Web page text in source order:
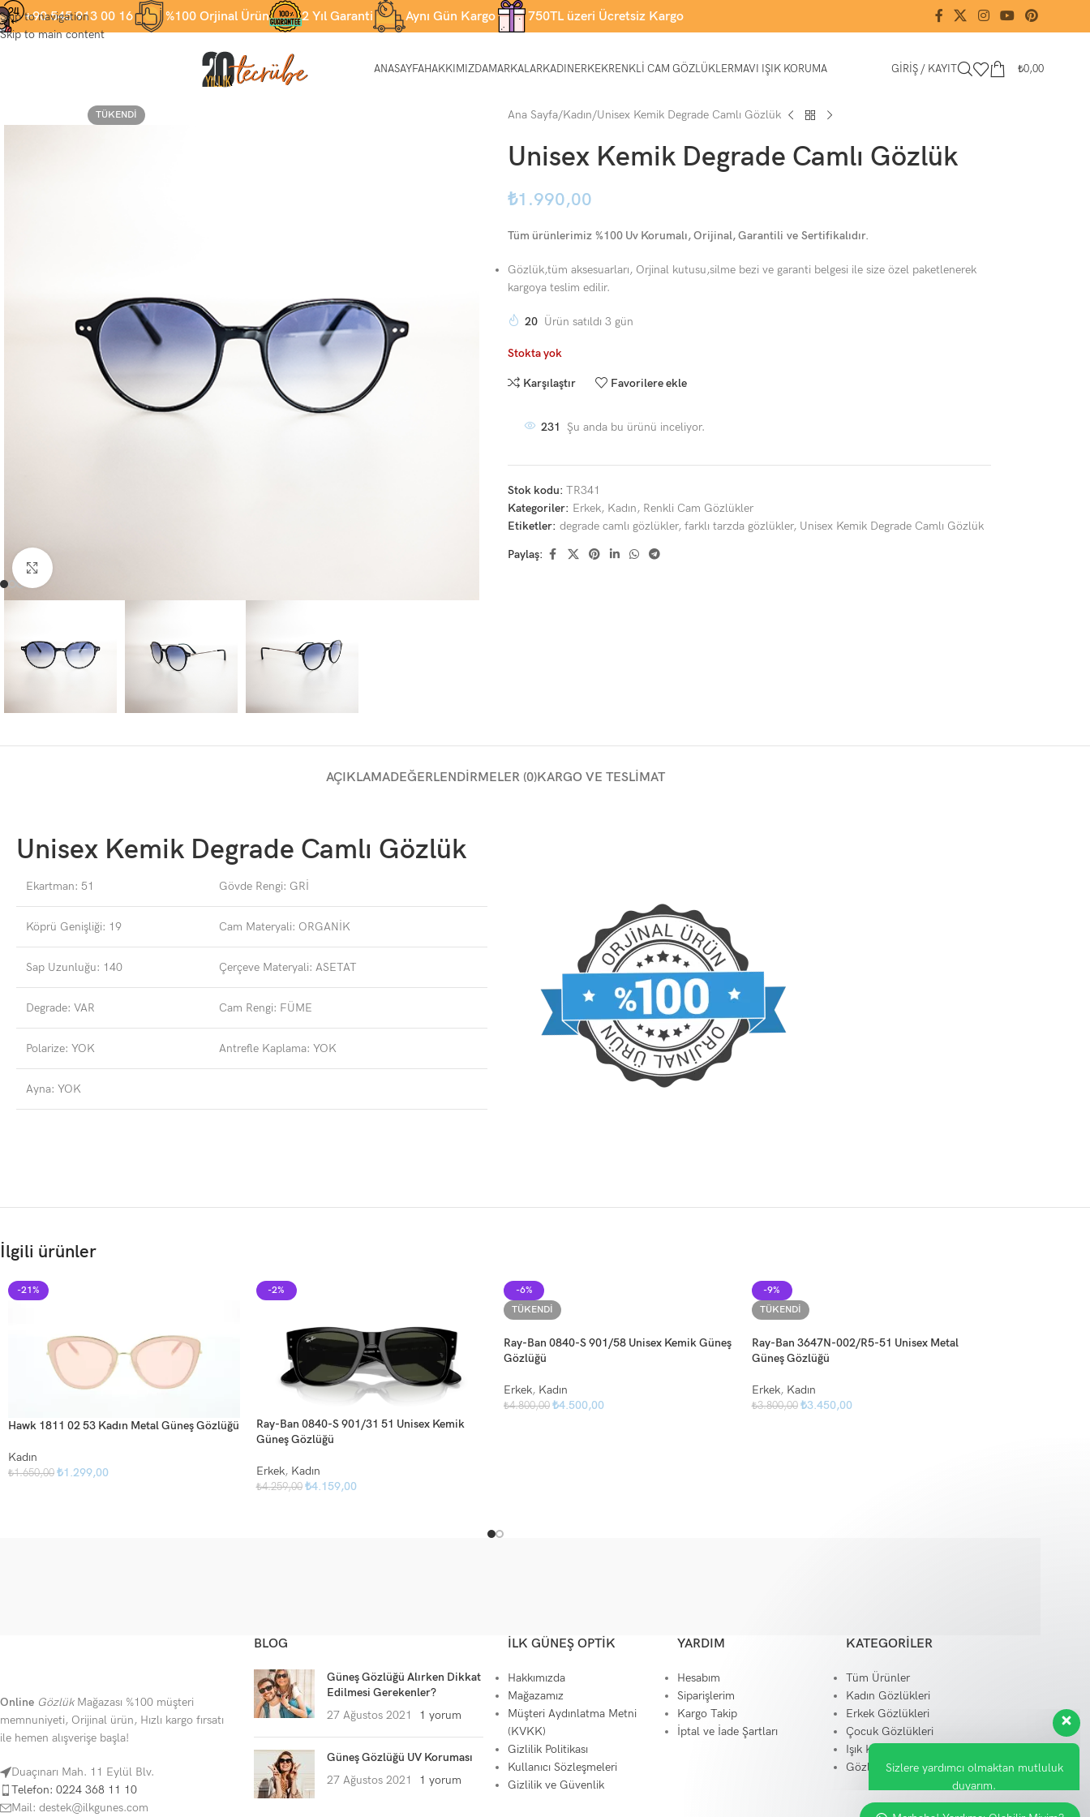
Skip to navigation
Skip to main content
+90 545 913 00 16 %100 Orjinal Ürün 2 Yıl Garanti Aynı Gün Kargo 750TL üzeri Ücretsiz Kargo
ANASAYFAHAKKIMIZDAMARKALARKADINERKEKRENKLI CAM GÖZLÜKLERMAVI IŞIK KORUMA GIRIŞ / KAYIT ₺0,00
TÜKENDI Ana Sayfa Kadın Unisex Kemik Degrade Camlı Gözlük
Unisex Kemik Degrade Camlı Gözlük
₺1.990,00
Tüm ürünlerimiz %100 Uv Korumalı, Orijinal, Garantili ve Sertifikalıdır.
Gözlük,tüm aksesuarları, Orjinal kutusu,silme bezi ve garanti belgesi ile size özel paketlenerek
kargoya teslim edilir.
20 Ürün satıldı 3 gün
Stokta yok
Karşılaştır Favorilere ekle
231 Şu anda bu ürünü inceliyor.
Stok kodu: TR341
Kategoriler: Erkek, Kadın, Renkli Cam Gözlükler
Etiketler: degrade camlı gözlükler, farklı tarzda gözlükler, Unisex Kemik Degrade Camlı Gözlük
Paylaş:
AÇIKLAMADEĞERLENDIRMELER (0)KARGO VE TESLIMAT
Unisex Kemik Degrade Camlı Gözlük
Ekartman: 51 Gövde Rengi: GRİ
Köprü Genişliği: 19 Cam Materyali: ORGANİK
Sap Uzunluğu: 140 Çerçeve Materyali: ASETAT
Degrade: VAR Cam Rengi: FÜME
Polarize: YOK Antrefle Kaplama: YOK
Ayna: YOK
İlgili ürünler
-21%
Hawk 1811 02 53 Kadın Metal Güneş Gözlüğü
Kadın
₺1.650,00 ₺1.299,00
-2%
Ray-Ban 0840-S 901/31 51 Unisex Kemik
Güneş Gözlüğü
Erkek, Kadın
₺4.259,00 ₺4.159,00
-6%
TÜKENDI
Ray-Ban 0840-S 901/58 Unisex Kemik Güneş
Gözlüğü
Erkek, Kadın
₺4.800,00 ₺4.500,00
-9%
TÜKENDI
Ray-Ban 3647N-002/R5-51 Unisex Metal
Güneş Gözlüğü
Erkek, Kadın
₺3.800,00 ₺3.450,00
Online GözlükMağazası %100 müşteri
memnuniyeti, Orijinal ürün, Hızlı kargo fırsatı
ile hemen alışverişe başla!
Duaçınarı Mah. 11 Eylül Blv.
Telefon: 0224 368 11 10
Mail: destek@ilkgunes.com
BLOG
Güneş Gözlüğü Alırken Dikkat
Edilmesi Gerekenler?
27 Ağustos 2021
1 yorum
Güneş Gözlüğü UV Koruması
27 Ağustos 2021
1 yorum
İLK GÜNEŞ OPTIK
Hakkımızda
Mağazamız
Müşteri Aydınlatma Metni
(KVKK)
Gizlilik Politikası
Kullanıcı Sözleşmeleri
Gizlilik ve Güvenlik
YARDIM
Hesabım
Siparişlerim
Kargo Takip
İptal ve İade Şartları
KATEGORILER
Tüm Ürünler
Kadın Gözlükleri
Erkek Gözlükleri
Çocuk Gözlükleri
Işık Korumalı Gözlükler
Gözlük Aksesuar
Sizlere yardımcı olmaktan mutluluk
Merhaba, İyi Günler Dilerim.